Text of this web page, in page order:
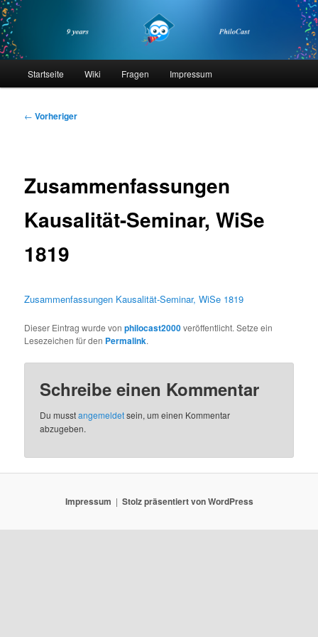
Zum
primären
Inhalt
springenphilocast
Startseite Wiki Fragen Impressum
Beitragsnavigation
← Vorheriger
Zusammenfassungen
Kausalität-Seminar, WiSe
1819
Zusammenfassungen Kausalität-Seminar, WiSe 1819
Dieser Eintrag wurde vonphilocast2000veröffentlicht. Setze ein
Lesezeichen für den Permalink.
Schreibe einen Kommentar
Du musstangemeldetsein, um einen Kommentar
abzugeben.
Impressum Stolz präsentiert von WordPress